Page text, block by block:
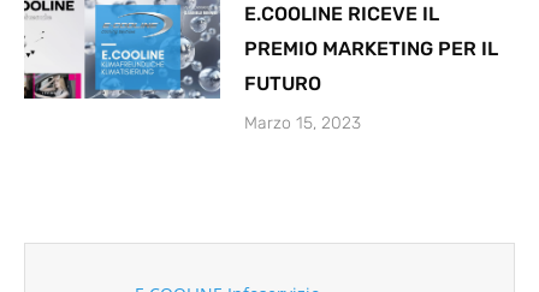
E.COOLINE RICEVE IL
PREMIO MARKETING PER IL
FUTURO
Marzo 15, 2023